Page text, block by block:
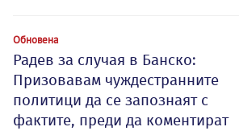
Обновена
Радев за случая в Банско:
Призовавам чуждестранните
политици да се запознаят с
фактите, преди да коментират